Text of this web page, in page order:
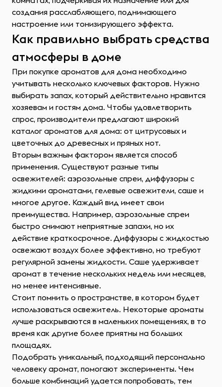
создания расслабляющего, поднимающего
настроение или тонизирующего эффекта.
Как правильно выбрать средства
атмосферы в доме
При покупке ароматов для дома необходимо
учитывать несколько ключевых факторов. Нужно
выбирать запах, который действительно нравится
хозяевам и гостям дома. Чтобы удовлетворить
спрос, производители предлагают широкий
каталог ароматов для дома: от цитрусовых и
цветочных до древесных и пряных нот.
Вторым важным фактором является способ
применения. Существуют разные типы
освежителей: аэрозольные спреи, диффузоры с
жидкими ароматами, гелевые освежители, саше и
многое другое. Каждый вид имеет свои
преимущества. Например, аэрозольные спреи
быстро снимают неприятные запахи, но их
действие краткосрочное. Диффузоры с жидкостью
освежают воздух более эффективно, но требуют
регулярной замены жидкости. Саше удерживает
аромат в течение нескольких недель или месяцев,
но менее интенсивные.
Стоит помнить о пространстве, в котором будет
использоваться освежитель. Некоторые ароматы
лучше раскрываются в маленьких помещениях, в то
время как другие более приятны на больших
площадях.
Подобрать уникальный, подходящий персонально
человеку аромат, помогают эксперименты. Чем
больше комбинаций удается попробовать, тем